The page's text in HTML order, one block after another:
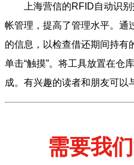
上海营信的RFID自动识别
帐管理，提高了管理水平。通
的信息，以检查借还期间持有
单击“触摸”。将工具放置在仓
成。有兴趣的读者和朋友可以
需要我